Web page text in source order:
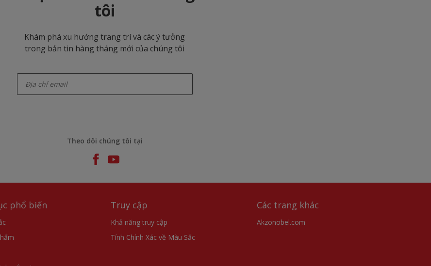
tôi
Khám phá xu hướng trang trí và các ý tưởng
trong bản tin hàng tháng mới của chúng tôi
Theo dõi chúng tôi tại
phổ biến Truy cập
Khả năng truy cập
Tính Chính Xác về Màu Sắc
Các trang khác
Akzonobel.com